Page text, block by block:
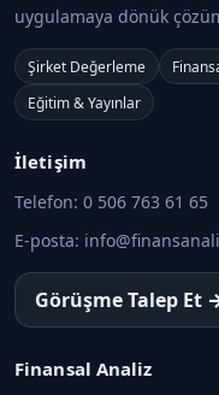
uygulamaya dönük
Şirket Değerleme
Eğitim & Yayınlar
İletişim
Telefon: 0 506 763 61 65
E-posta:
Görüşme Talep Et
Finansal Analiz